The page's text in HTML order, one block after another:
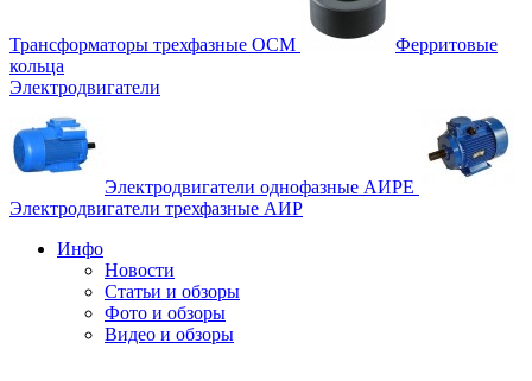
Трансформаторы трехфазные ОСМ
Ферритовые
кольца
Электродвигатели
Электродвигатели однофазные АИРЕ
Электродвигатели трехфазные АИР
Инфо
Новости
Статьи и обзоры
Фото и обзоры
Видео и обзоры